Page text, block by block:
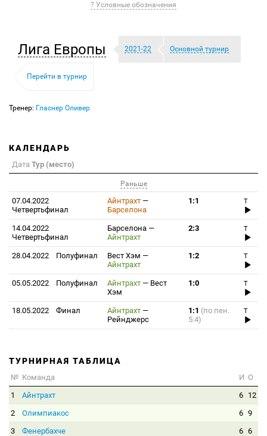
? Условные обозначения
Лига Европы 2021-22 Основной турнир
Перейти в турнир
Тренер: Гласнер Оливер
КАЛЕНДАРЬ
Дата Тур (место)
Раньше
07.04.2022
Четвертьфинал
Айнтрахт —
Барселона
1:1 T
14.04.2022
Четвертьфинал
Барселона —
Айнтрахт
2:3 T
28.04.2022 Полуфинал Вест Хэм —
Айнтрахт
1:2 T
05.05.2022 Полуфинал Айнтрахт — Вест
Хэм
1:0 T
18.05.2022 Финал Айнтрахт —
Рейнджерс
1:1 (по пен.
5:4)
T
ТУРНИРНАЯ ТАБЛИЦА
№ Команда И О
1
Айнтрахт 6 12
2
Олимпиакос 6 9
3
Фенербахче 6 6